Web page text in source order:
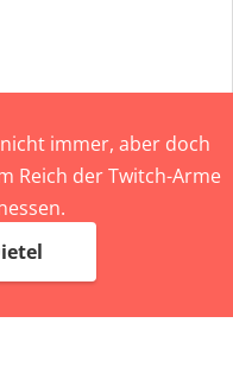
immer, aber doch
Reich der Twitch-Arme